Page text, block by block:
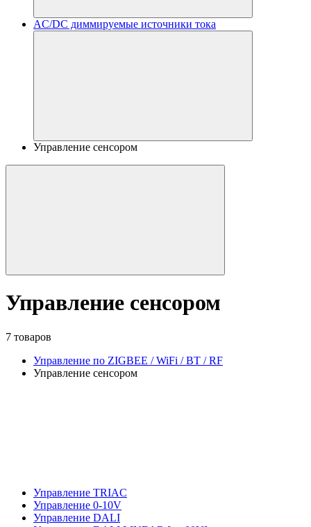
AC/DC диммируемые источники тока
Управление сенсором
Управление сенсором
7 товаров
Управление по ZIGBEE / WiFi / BT / RF
Управление сенсором
Управление TRIAC
Управление 0-10V
Управление DALI